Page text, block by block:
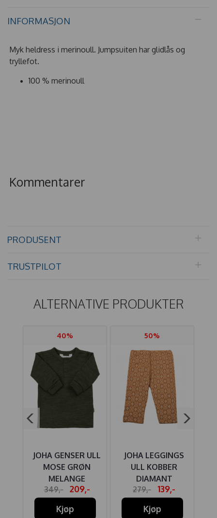
INFORMASJON
Myk heldress i merinoull. Jumpsuiten har glidlås og
tryllefot.
100 % merinoull
Kommentarer
PRODUSENT
TRUSTPILOT
ALTERNATIVE PRODUKTER
40%
JOHA GENSER ULL
MOSE GRØN
MELANGE
349,-
209,-
Kjøp
50%
JOHA LEGGINGS
ULL KOBBER
DIAMANT
279,-
139,-
Kjøp